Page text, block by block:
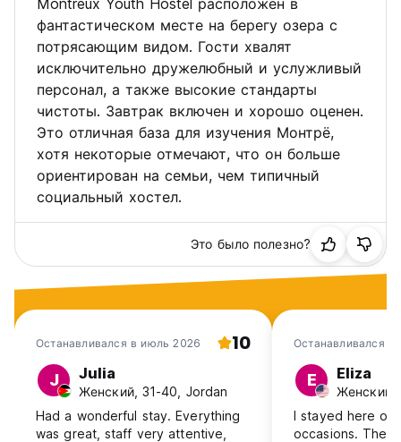
Montreux Youth Hostel расположен в
фантастическом месте на берегу озера с
потрясающим видом. Гости хвалят
исключительно дружелюбный и услужливый
персонал, а также высокие стандарты
чистоты. Завтрак включен и хорошо оценен.
Это отличная база для изучения Монтрё,
хотя некоторые отмечают, что он больше
ориентирован на семьи, чем типичный
социальный хостел.
Это было полезно?
Останавливался в июль 2026 10
J Julia
Женский, 31-40, Jordan
Had a wonderful stay. Everything
was great, staff very attentive,
Останавливался в
E Eliza
Женский,
I stayed here
occasions. The staff were friendly,